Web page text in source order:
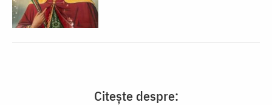
Citește despre: